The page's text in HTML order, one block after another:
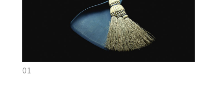
01